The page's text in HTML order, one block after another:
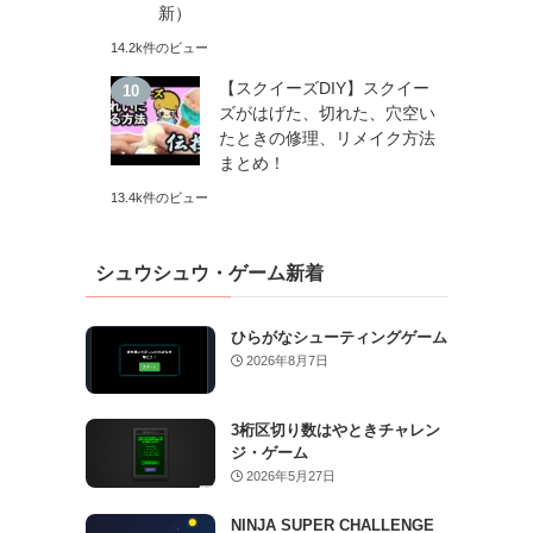
新）
14.2k件のビュー
【スクイーズDIY】スクイー
ズがはげた、切れた、穴空い
たときの修理、リメイク方法
まとめ！
13.4k件のビュー
シュウシュウ・ゲーム新着
ひらがなシューティングゲーム
2026年8月7日
3桁区切り数はやときチャレン
ジ・ゲーム
2026年5月27日
NINJA SUPER CHALLENGE